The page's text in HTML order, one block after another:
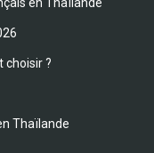
choisir ?
Thaïlande